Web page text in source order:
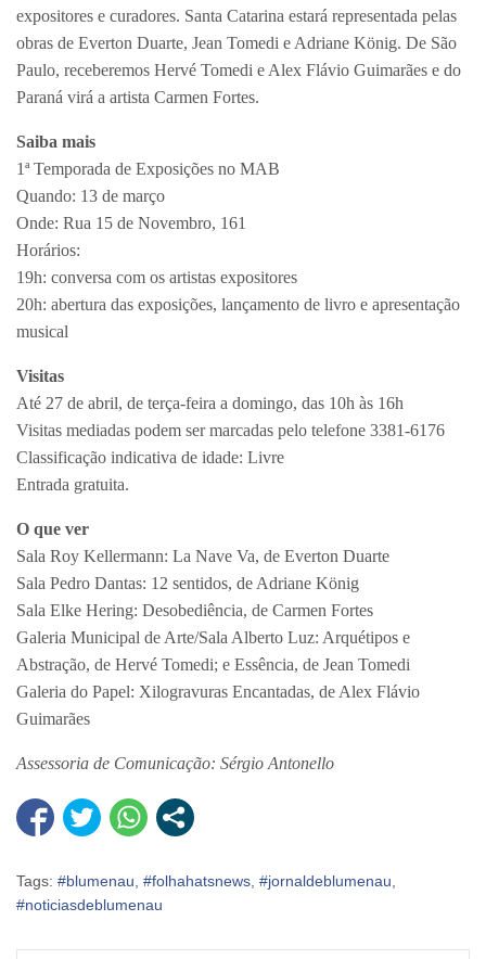
expositores e curadores. Santa Catarina estará representada pelas
obras de Everton Duarte, Jean Tomedi e Adriane König. De São
Paulo, receberemos Hervé Tomedi e Alex Flávio Guimarães e do
Paraná virá a artista Carmen Fortes.
Saiba mais
1ª Temporada de Exposições no MAB
Quando: 13 de março
Onde: Rua 15 de Novembro, 161
Horários:
19h: conversa com os artistas expositores
20h: abertura das exposições, lançamento de livro e apresentação
musical
Visitas
Até 27 de abril, de terça-feira a domingo, das 10h às 16h
Visitas mediadas podem ser marcadas pelo telefone 3381-6176
Classificação indicativa de idade: Livre
Entrada gratuita.
O que ver
Sala Roy Kellermann: La Nave Va, de Everton Duarte
Sala Pedro Dantas: 12 sentidos, de Adriane König
Sala Elke Hering: Desobediência, de Carmen Fortes
Galeria Municipal de Arte/Sala Alberto Luz: Arquétipos e
Abstração, de Hervé Tomedi; e Essência, de Jean Tomedi
Galeria do Papel: Xilogravuras Encantadas, de Alex Flávio
Guimarães
Assessoria de Comunicação: Sérgio Antonello
Tags: #blumenau, #folhahatsnews, #jornaldeblumenau,
#noticiasdeblumenau